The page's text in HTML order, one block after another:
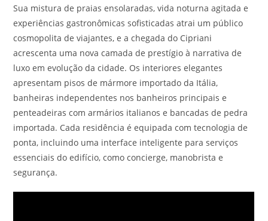
Sua mistura de praias ensolaradas, vida noturna agitada e
experiências gastronômicas sofisticadas atrai um público
cosmopolita de viajantes, e a chegada do Cipriani
acrescenta uma nova camada de prestígio à narrativa de
luxo em evolução da cidade. Os interiores elegantes
apresentam pisos de mármore importado da Itália,
banheiras independentes nos banheiros principais e
penteadeiras com armários italianos e bancadas de pedra
importada. Cada residência é equipada com tecnologia de
ponta, incluindo uma interface inteligente para serviços
essenciais do edifício, como concierge, manobrista e
segurança.